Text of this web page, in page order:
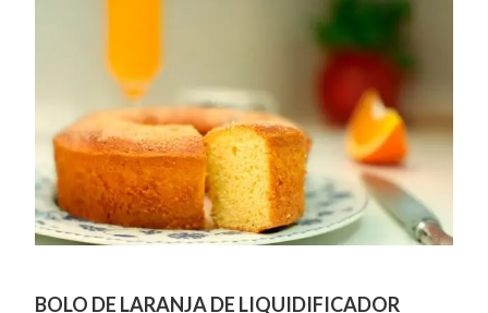
BOLO DE LARANJA DE LIQUIDIFICADOR